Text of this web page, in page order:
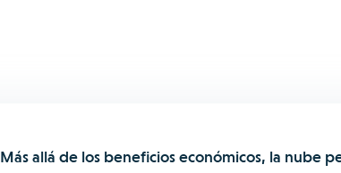
Más allá de los beneficios económicos, la nube